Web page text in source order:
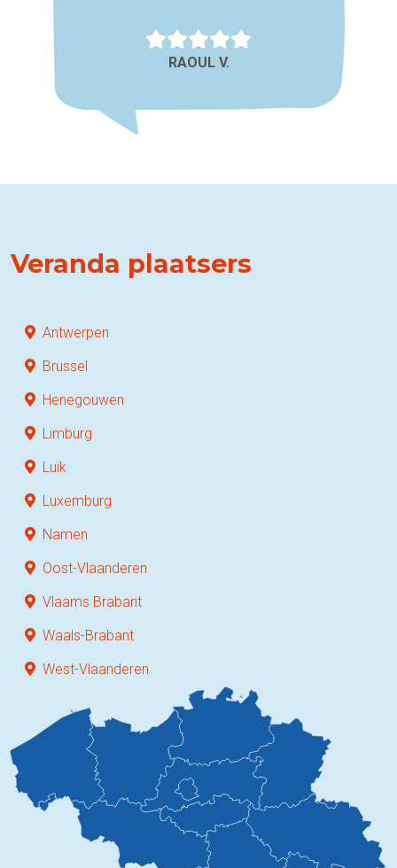
RAOUL V.
Veranda plaatsers
Antwerpen
Brussel
Henegouwen
Limburg
Luik
Luxemburg
Namen
Oost-Vlaanderen
Vlaams Brabant
Waals-Brabant
West-Vlaanderen